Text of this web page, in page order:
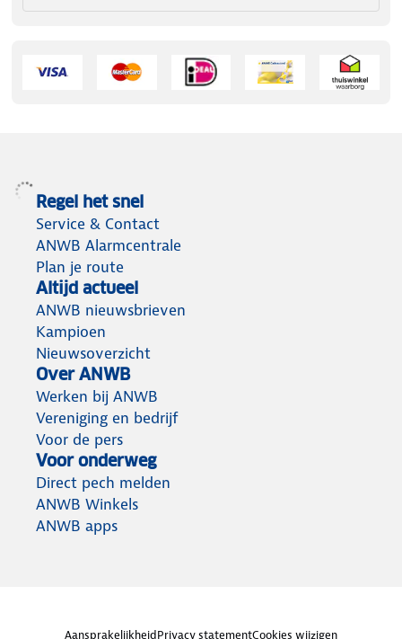
Regel het snel
Service & Contact
ANWB Alarmcentrale
Plan je route
Altijd actueel
ANWB nieuwsbrieven
Kampioen
Nieuwsoverzicht
Over ANWB
Werken bij ANWB
Vereniging en bedrijf
Voor de pers
Voor onderweg
Direct pech melden
ANWB Winkels
ANWB apps
AansprakelijkheidPrivacy statementCookies wijzigen